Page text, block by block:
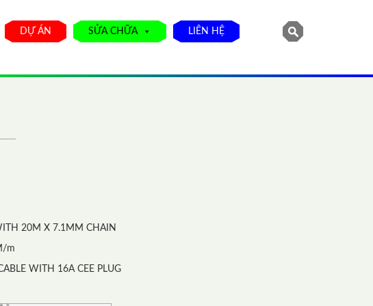
DỰ ÁN SỬA CHỮA LIÊN HỆ
20M X 7.1MM CHAIN
m
WITH 16A CEE PLUG